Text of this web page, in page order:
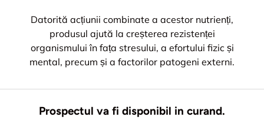
Datorită acțiunii combinate a acestor nutrienți,
produsul ajută la creșterea rezistenței
organismului în fața stresului, a efortului fizic și
mental, precum și a factorilor patogeni externi.
Prospectul va fi disponibil in curand.